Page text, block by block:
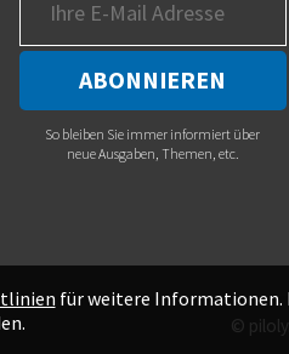
So bleiben Sie immer informiert über
neue Ausgaben, Themen, etc.
©
für weitere Informationen.